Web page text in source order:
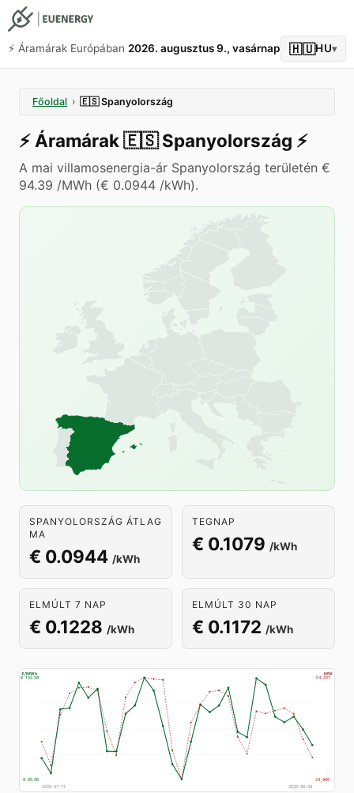
⚡️ Áramárak Európában 2026. augusztus 9., vasárnap 🇭🇺HU▾
Főoldal › 🇪🇸 Spanyolország
⚡️ Áramárak🇪🇸 Spanyolország ⚡️
A mai villamosenergia-ár Spanyolország területén €
94.39 /MWh (€ 0.0944 /kWh).
SPANYOLORSZÁG ÁTLAG
MA
€ 0.0944 /kWh
TEGNAP
€ 0.1079 /kWh
ELMÚLT 7 NAP
€ 0.1228 /kWh
ELMÚLT 30 NAP
€ 0.1172 /kWh
€ 152.58
€ 65.06
€/MWh
34,257
24,966
MW
2026-07-11 2026-08-09